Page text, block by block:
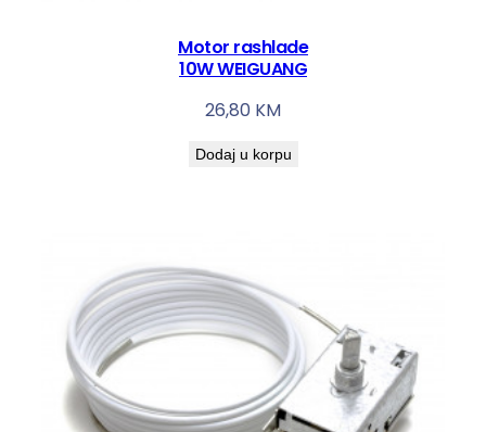
Motor rashlade
10W WEIGUANG
26,80 KM
Dodaj u korpu